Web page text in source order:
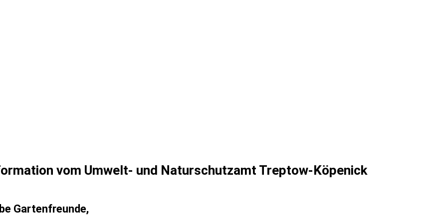
vom Umwelt- und Naturschutzamt Treptow-Köpenick
Gartenfreunde,